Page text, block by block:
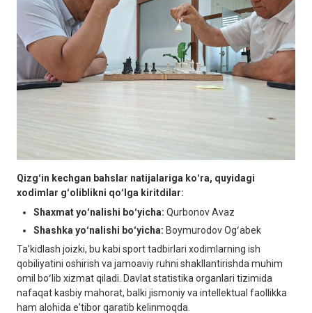
Qizgʻin kechgan bahslar natijalariga koʻra, quyidagi
xodimlar gʻoliblikni qoʻlga kiritdilar:
Shaxmat yoʻnalishi boʻyicha: Qurbonov Avaz
Shashka yoʻnalishi boʻyicha: Boymurodov Ogʻabek
Taʼkidlash joizki, bu kabi sport tadbirlari xodimlarning ish
qobiliyatini oshirish va jamoaviy ruhni shakllantirishda muhim
omil boʻlib xizmat qiladi. Davlat statistika organlari tizimida
nafaqat kasbiy mahorat, balki jismoniy va intellektual faollikka
ham alohida eʼtibor qaratib kelinmoqda.